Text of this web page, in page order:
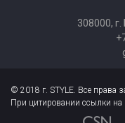
308000,
© 2018 г. STYLE. Все права
При цитировании ссылки на